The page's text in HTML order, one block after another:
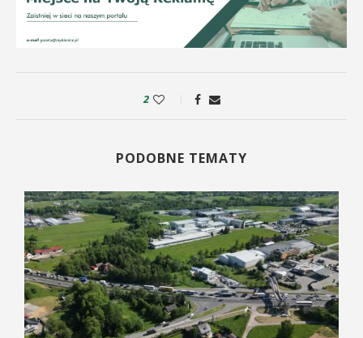
2
PODOBNE TEMATY